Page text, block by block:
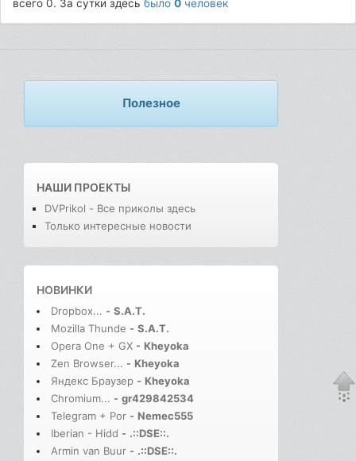
всего 0. За сутки здесьбыло0 человек
Полезное
НАШИ ПРОЕКТЫ
DVPrikol - Все приколы здесь
Только интересные новости
НОВИНКИ
Dropbox... - S.A.T.
Mozilla Thunde - S.A.T.
Opera One + GX - Kheyoka
Zen Browser... - Kheyoka
Яндекс Браузер - Kheyoka
Chromium... - gr429842534
Telegram + Por - Nemec555
Iberian - Hidd - .::DSE::.
Armin van Buur - .::DSE::.